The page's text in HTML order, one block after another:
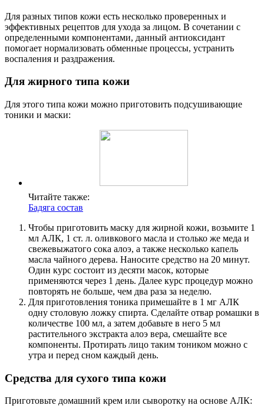
Для разных типов кожи есть несколько проверенных и
эффективных рецептов для ухода за лицом. В сочетании с
определенными компонентами, данный антиоксидант
помогает нормализовать обменные процессы, устранить
воспаления и раздражения.
Для жирного типа кожи
Для этого типа кожи можно приготовить подсушивающие
тоники и маски:
Читайте также:
Бадяга состав
Чтобы приготовить маску для жирной кожи, возьмите 1
мл АЛК, 1 ст. л. оливкового масла и столько же меда и
свежевыжатого сока алоэ, а также несколько капель
масла чайного дерева. Наносите средство на 20 минут.
Один курс состоит из десяти масок, которые
применяются через 1 день. Далее курс процедур можно
повторять не больше, чем два раза за неделю.
Для приготовления тоника примешайте в 1 мг АЛК
одну столовую ложку спирта. Сделайте отвар ромашки в
количестве 100 мл, а затем добавьте в него 5 мл
растительного экстракта алоэ вера, смешайте все
компоненты. Протирать лицо таким тоником можно с
утра и перед сном каждый день.
Средства для сухого типа кожи
Приготовьте домашний крем или сыворотку на основе АЛК: